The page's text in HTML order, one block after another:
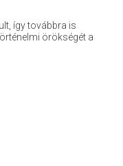
így továbbra is
örökségét a